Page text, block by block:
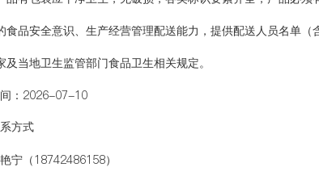
食品安全意识、生产经营管理配送能力，提供配送人员名单
及当地卫生监管部门食品卫生相关规定。
： 2026-07-10
方式
宁（18742486158）